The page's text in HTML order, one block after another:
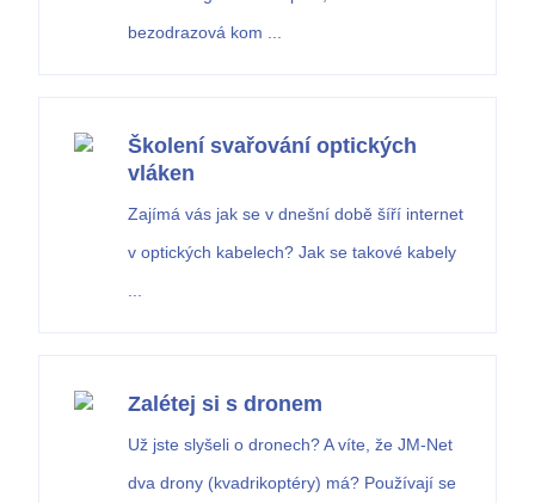
bezodrazová kom ...
Školení svařování optických
vláken
Zajímá vás jak se v dnešní době šíří internet
v optických kabelech? Jak se takové kabely
Zalétej si s dronem
Už jste slyšeli o dronech? A víte, že JM-Net
dva drony (kvadrikoptéry) má? Používají se